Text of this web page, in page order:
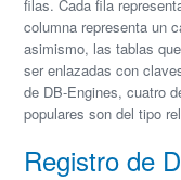
filas. Cada fila
columna representa un
asimismo, las tablas
ser enlazadas con
de DB-Engines, cuatro
populares son del tipo
Registro de